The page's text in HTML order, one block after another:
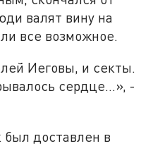
валят вину на
все возможное.
Иеговы, и секты.
сердце...», -
был доставлен в